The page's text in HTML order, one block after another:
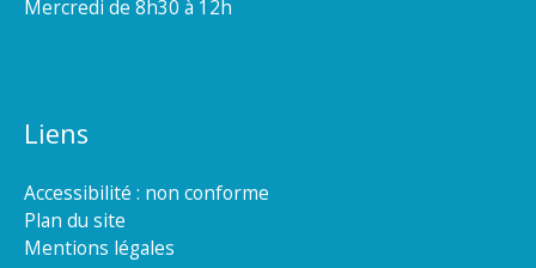
Mercredi de 8h30 à 12h
Liens
Accessibilité : non conforme
Plan du site
Mentions légales